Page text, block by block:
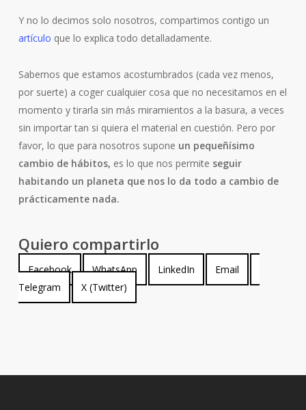
Y no lo decimos solo nosotros, compartimos contigo un
artículo que lo explica todo detalladamente.
Sabemos que estamos acostumbrados (cada vez menos,
por suerte) a coger cualquier cosa que no necesitamos en el
momento y tirarla sin más miramientos a la basura, a veces
sin importar tan si quiera el material en cuestión. Pero por
favor, lo que para nosotros supone un pequeñísimo
cambio de hábitos, es lo que nos permite seguir
habitando un planeta que nos lo da todo a cambio de
prácticamente nada.
Quiero compartirlo
Compartir
en
Facebook
Compartir
en
WhatsApp
Compartir
en
LinkedIn
Compartir
en
Email
en
Telegram
Compartir
en
X (Twitter)